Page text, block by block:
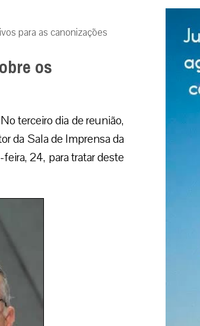
para as canonizações
os
No terceiro dia de reunião,
da Sala de Imprensa da
24, para tratar deste